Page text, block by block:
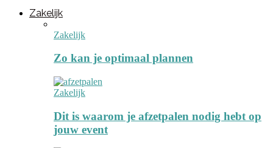
Zakelijk
Zakelijk
Zo kan je optimaal plannen
Zakelijk
Dit is waarom je afzetpalen nodig hebt op
jouw event